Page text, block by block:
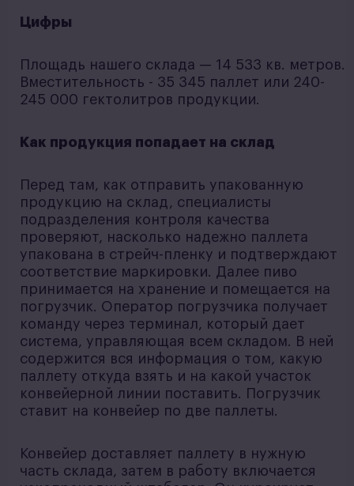
Цифры
Площадь нашего склада — 14 533 кв. метров.
Вместительность - 35 345 паллет или 240-
245 000 гектолитров продукции.
Как продукция попадает на склад
Перед там, как отправить упакованную
продукцию на склад, специалисты
подразделения контроля качества
проверяют, насколько надежно паллета
упакована в стрейч-пленку и подтверждают
соответствие маркировки. Далее пиво
принимается на хранение и помещается на
погрузчик. Оператор погрузчика получает
команду через терминал, который дает
система, управляющая всем складом. В ней
содержится вся информация о том, какую
паллету откуда взять и на какой участок
конвейерной линии поставить. Погрузчик
ставит на конвейер по две паллеты.
Конвейер доставляет паллету в нужную
часть склада, затем в работу включается